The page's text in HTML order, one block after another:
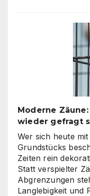
finden
Weg
zu
Video-
Content
Moderne
wieder gefragt
Wer sich heute
Grundstücks
Zeiten rein
Statt verspielter
Abgrenzungen
Langlebigkeit und